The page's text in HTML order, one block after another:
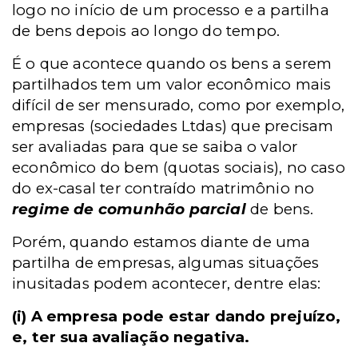
logo no início de um processo e a partilha
de bens depois ao longo do tempo.
É o que acontece quando os bens a serem
partilhados tem um valor econômico mais
difícil de ser mensurado, como por exemplo,
empresas (sociedades Ltdas) que precisam
ser avaliadas para que se saiba o valor
econômico do bem (quotas sociais), no caso
do ex-casal ter contraído matrimônio no
regime de comunhão parcial de bens.
Porém, quando estamos diante de uma
partilha de empresas, algumas situações
inusitadas podem acontecer, dentre elas:
(i) A empresa pode estar dando prejuízo,
e, ter sua avaliação negativa.